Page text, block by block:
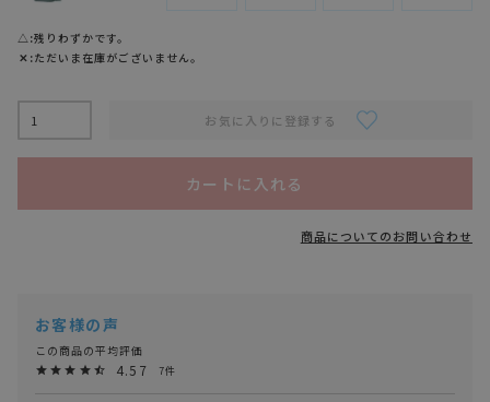
△ 残りわずかです。
✕ ただいま在庫がございません。
お気に入りに登録する
カートに入れる
商品についてのお問い合わせ
4.57 7